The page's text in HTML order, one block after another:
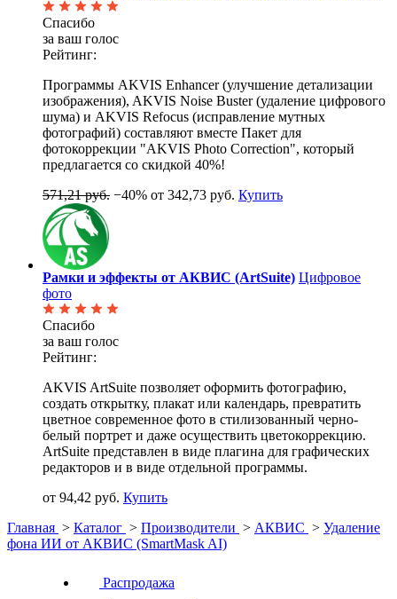
Спасибо
за ваш голос
Рейтинг:
Программы AKVIS Enhancer (улучшение детализации
изображения), AKVIS Noise Buster (удаление цифрового
шума) и AKVIS Refocus (исправление мутных
фотографий) составляют вместе Пакет для
фотокоррекции "AKVIS Photo Correction", который
предлагается со скидкой 40%!
571,21 руб. −40% от 342,73 руб. Купить
Рамки и эффекты от АКВИС (ArtSuite) Цифровое
фото
Спасибо
за ваш голос
Рейтинг:
AKVIS ArtSuite позволяет оформить фотографию,
создать открытку, плакат или календарь, превратить
цветное современное фото в стилизованный черно-
белый портрет и даже осуществить цветокоррекцию.
ArtSuite представлен в виде плагина для графических
редакторов и в виде отдельной программы.
от 94,42 руб. Купить
Главная > Каталог > Производители > АКВИС > Удаление
фона ИИ от АКВИС (SmartMask AI)
Распродажа